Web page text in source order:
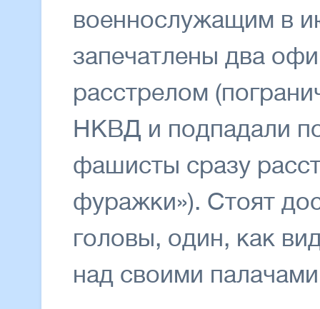
военнослужащим в
запечатлены два
расстрелом
НКВД и подпадали
фашисты сразу
фуражки»). Стоят
головы, один, как
над своими